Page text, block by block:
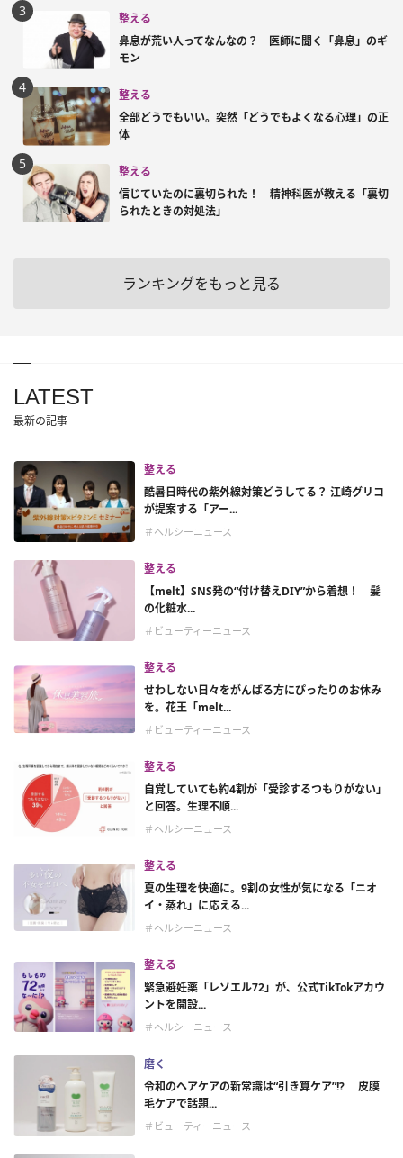
整える
鼻息が荒い人ってなんなの？ 医師に聞く「鼻息」のギ
モン
整える
全部どうでもいい。突然「どうでもよくなる心理」の正
体
整える
信じていたのに裏切られた！ 精神科医が教える「裏切
られたときの対処法」
ランキングをもっと見る
LATEST
最新の記事
整える
酷暑日時代の紫外線対策どうしてる？ 江崎グリコ
が提案する「アー...
＃ヘルシーニュース
整える
【melt】SNS発の“付け替えDIY”から着想！ 髪
の化粧水...
＃ビューティーニュース
整える
せわしない日々をがんばる方にぴったりのお休み
を。花王「melt...
＃ビューティーニュース
整える
自覚していても約4割が「受診するつもりがない」
と回答。生理不順...
＃ヘルシーニュース
整える
夏の生理を快適に。9割の女性が気になる「ニオ
イ・蒸れ」に応える...
＃ヘルシーニュース
整える
緊急避妊薬「レソエル72」が、公式TikTokアカウ
ントを開設...
＃ヘルシーニュース
磨く
令和のヘアケアの新常識は“引き算ケア”!? 皮膜
毛ケアで話題...
＃ビューティーニュース